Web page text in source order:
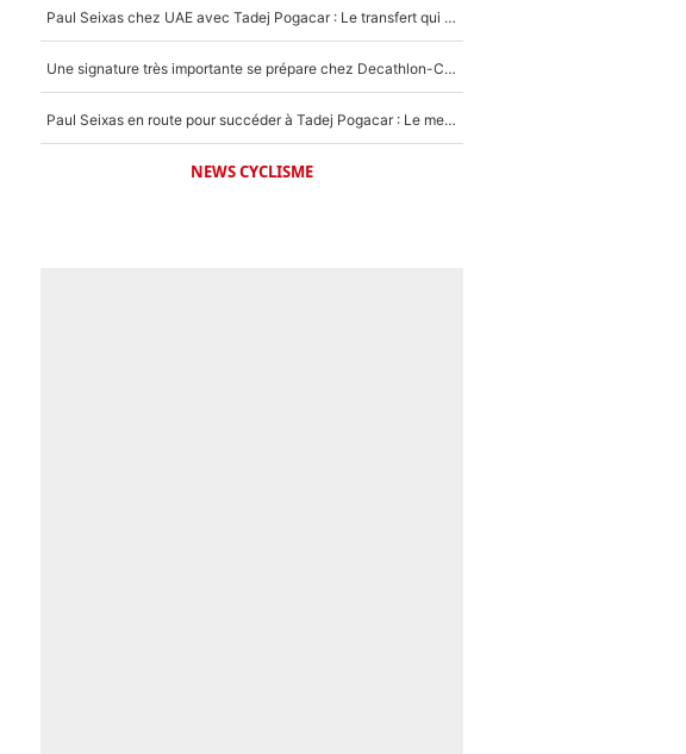
Paul Seixas chez UAE avec Tadej Pogacar : Le transfert qui effraie le peloton, «c’est la pire des choses qui puisse arriver»
Une signature très importante se prépare chez Decathlon-CMA CGM pour aider Paul Seixas à gagner le Tour de France 2027
Paul Seixas en route pour succéder à Tadej Pogacar : Le meilleur est annoncé pour l’avenir de la pépite française
NEWS CYCLISME